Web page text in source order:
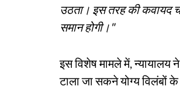
उठता। इस तरह की कवायद
समान होगी।"
इस विशेष मामले में, न्यायालय
टाला जा सकने योग्य विलंबों के